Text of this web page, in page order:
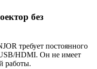
без
требует постоянного
HDMI. Он не имеет
работы.